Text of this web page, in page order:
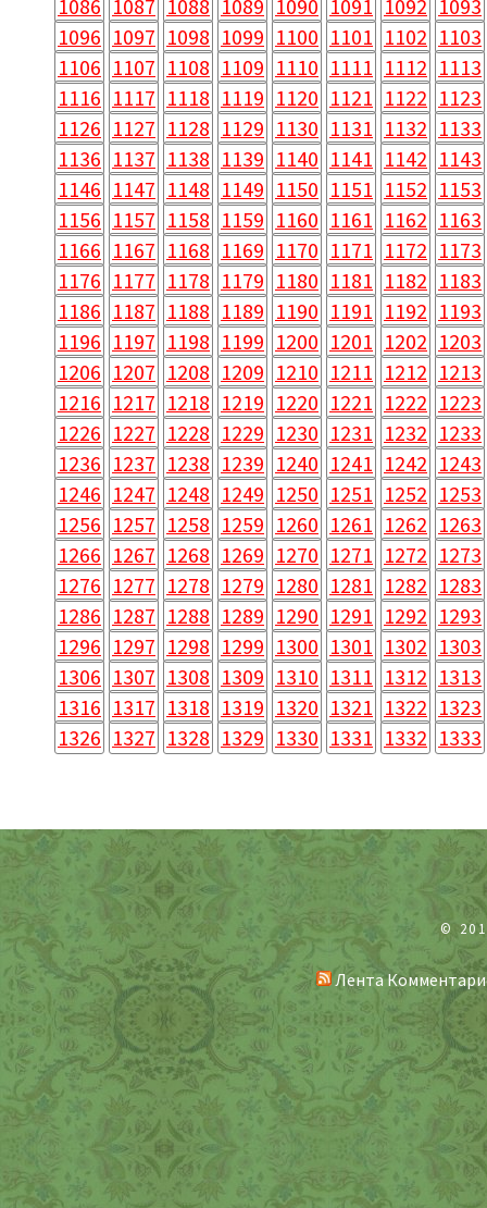
1086 1087 1088 1089 1090 1091 1092 1093
1096 1097 1098 1099 1100 1101 1102 1103
1106 1107 1108 1109 1110 1111 1112 1113
1116 1117 1118 1119 1120 1121 1122 1123
1126 1127 1128 1129 1130 1131 1132 1133
1136 1137 1138 1139 1140 1141 1142 1143
1146 1147 1148 1149 1150 1151 1152 1153
1156 1157 1158 1159 1160 1161 1162 1163
1166 1167 1168 1169 1170 1171 1172 1173
1176 1177 1178 1179 1180 1181 1182 1183
1186 1187 1188 1189 1190 1191 1192 1193
1196 1197 1198 1199 1200 1201 1202 1203
1206 1207 1208 1209 1210 1211 1212 1213
1216 1217 1218 1219 1220 1221 1222 1223
1226 1227 1228 1229 1230 1231 1232 1233
1236 1237 1238 1239 1240 1241 1242 1243
1246 1247 1248 1249 1250 1251 1252 1253
1256 1257 1258 1259 1260 1261 1262 1263
1266 1267 1268 1269 1270 1271 1272 1273
1276 1277 1278 1279 1280 1281 1282 1283
1286 1287 1288 1289 1290 1291 1292 1293
1296 1297 1298 1299 1300 1301 1302 1303
1306 1307 1308 1309 1310 1311 1312 1313
1316 1317 1318 1319 1320 1321 1322 1323
1326 1327 1328 1329 1330 1331 1332 1333
©
Лента